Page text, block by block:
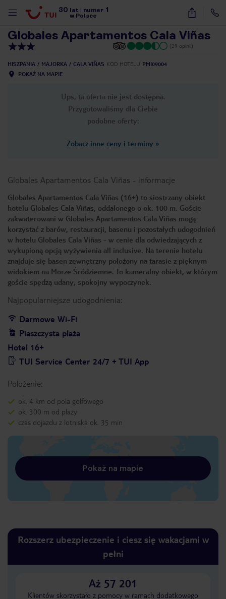
30 lat numer 1
w Polsce
22
Globales Apartamentos Cala Viñas
(29 opinii)
HISZPANIA MAJORKA CALA VIÑAS KOD HOTELU PMI09004
POKAŻ NA MAPIE
Ups, ta oferta nie jest dostępna.
Przygotowaliśmy dla Ciebie
podobne oferty:
Zobacz inne ceny i terminy »
Globales Apartamentos Cala Viñas - informacje
Globales Apartamentos Cala Viñas (16+) to siostrzany obiekt
hotelu Globales Cala Viñas, oddalonego o ok. 100 m. Goście
zakwaterowani w Globales Apartamentos Cala Viñas mogą
korzystać z barów, restauracji, basenu i pozostałych udogodnień
w hotelu Globales Cala Viñas - w cenie dla odwiedzających z
wykupioną opcją wyżywienia all inclusive. Na terenie hotelu
znajduje się basen zewnętrzny położony na tarasie z pięknym
widokiem na Morze Śródziemne. To kameralny obiekt, w którym
goście spędzą udany, spokojny wypoczynek.
Najpopularniejsze udogodnienia:
Darmowe Wi-Fi
Piaszczysta plaża
Hotel 16+
TUI Service Center 24/7 + TUI App
Położenie:
ok. 4 km od pola golfowego
ok. 300 m od plaży
czas dojazdu z lotniska ok. 35 min
Pokaż na mapie
Rozszerz ubezpieczenie i ciesz się wakacjami w
pełni
Aż 57 201
Klientów skorzystało z pomocy w ramach dodatkowego